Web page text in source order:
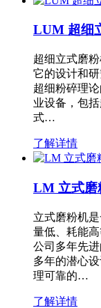
LUM 超细
超细立式磨
它的设计和
超细粉碎理
业设备，包
式…
了解详情
LM 立式磨
立式磨粉机
量低、耗能
公司多年先
多年的潜心
理可靠的…
了解详情